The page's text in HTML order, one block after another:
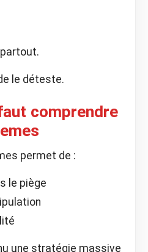
le déteste.
comprendre
permet de :
le piège
une stratégie massive